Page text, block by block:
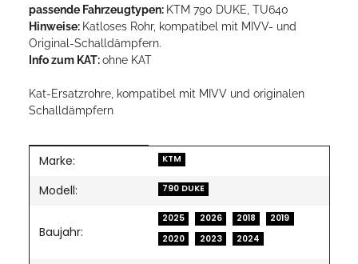
passende Fahrzeugtypen: KTM 790 DUKE, TU640
Hinweise: Katloses Rohr, kompatibel mit MIVV- und
Original-Schalldämpfern.
Info zum KAT:ohne KAT
Kat-Ersatzrohre, kompatibel mit MIVV und originalen
Schalldämpfern
Produkteigenschaft
Wert
Marke: KTM
Modell: 790 DUKE
Baujahr:
2025 2026 2018
2019
2020
2023 2024